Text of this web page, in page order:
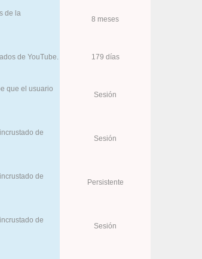
de la
8 meses
de YouTube. 179 días
que el usuario
Sesión
de
Sesión
de
Persistente
de
Sesión